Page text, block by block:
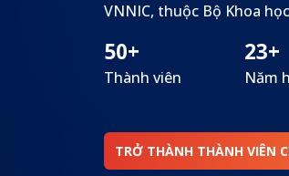
VNNIC, thuộc Bộ Khoa
50+
Thành viên
23+
Năm
TRỞ THÀNH THÀNH VIÊN